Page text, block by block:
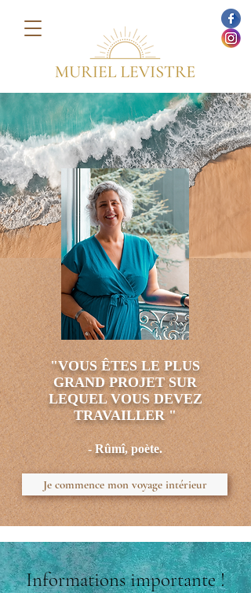
"VOUS ÊTES LE PLUS
GRAND PROJET SUR
LEQUEL VOUS DEVEZ
TRAVAILLER "
- Rûmî, poète.
Je commence mon voyage intérieur
Informations importante !